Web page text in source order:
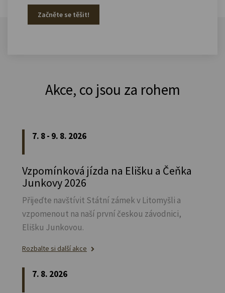
Začněte se těšit!
Akce, co jsou za rohem
7. 8 - 9. 8. 2026
Vzpomínková jízda na Elišku a Čeňka
Junkovy 2026
Přijeďte navštívit Státní zámek v Litomyšli a
vzpomenout na naší první českou závodnici,
Elišku Junkovou.
Rozbalte si další akce
7. 8. 2026